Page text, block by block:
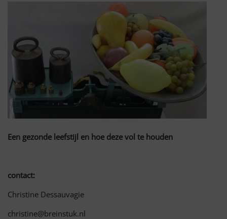
Een gezonde leefstijl en hoe deze vol te houden
contact:
Christine Dessauvagie
christine@breinstuk.nl